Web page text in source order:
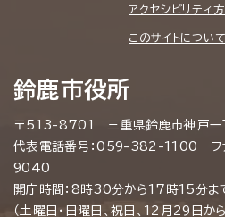
アクセシビリティ
このサイトについて
鈴鹿市役所
〒513-8701 三重県鈴鹿市神戸一
代表電話番号：059-382-1100 フ
9040
開庁時間：8時30分から17時15分ま
（土曜日・日曜日、祝日、12月29日か